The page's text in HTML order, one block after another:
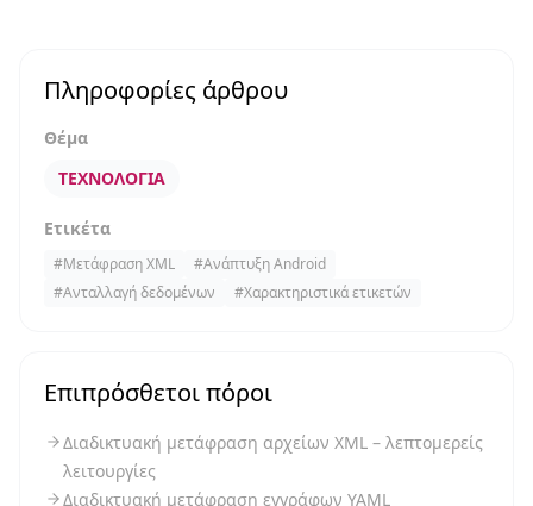
Πληροφορίες άρθρου
Θέμα
ΤΕΧΝΟΛΟΓΊΑ
Ετικέτα
#Μετάφραση XML #Ανάπτυξη Android
#Ανταλλαγή δεδομένων #Χαρακτηριστικά ετικετών
Επιπρόσθετοι πόροι
Διαδικτυακή μετάφραση αρχείων XML – λεπτομερείς
λειτουργίες
Διαδικτυακή μετάφραση εγγράφων YAML